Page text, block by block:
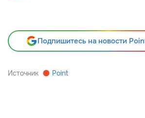
Подпишитесь на новости
Источник Point